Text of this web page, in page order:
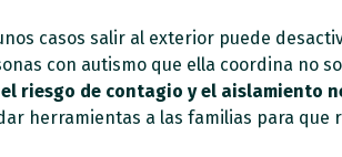
casos salir al exterior puede
con autismo que ella coordina no
riesgo de contagio y el aislamiento
herramientas a las familias para